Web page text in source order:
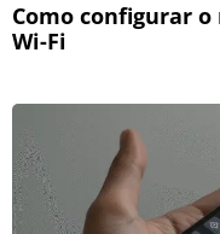
Como configurar
Wi-Fi